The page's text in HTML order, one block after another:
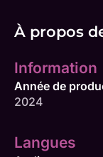
À propos
Information
Année de
2024
Langues